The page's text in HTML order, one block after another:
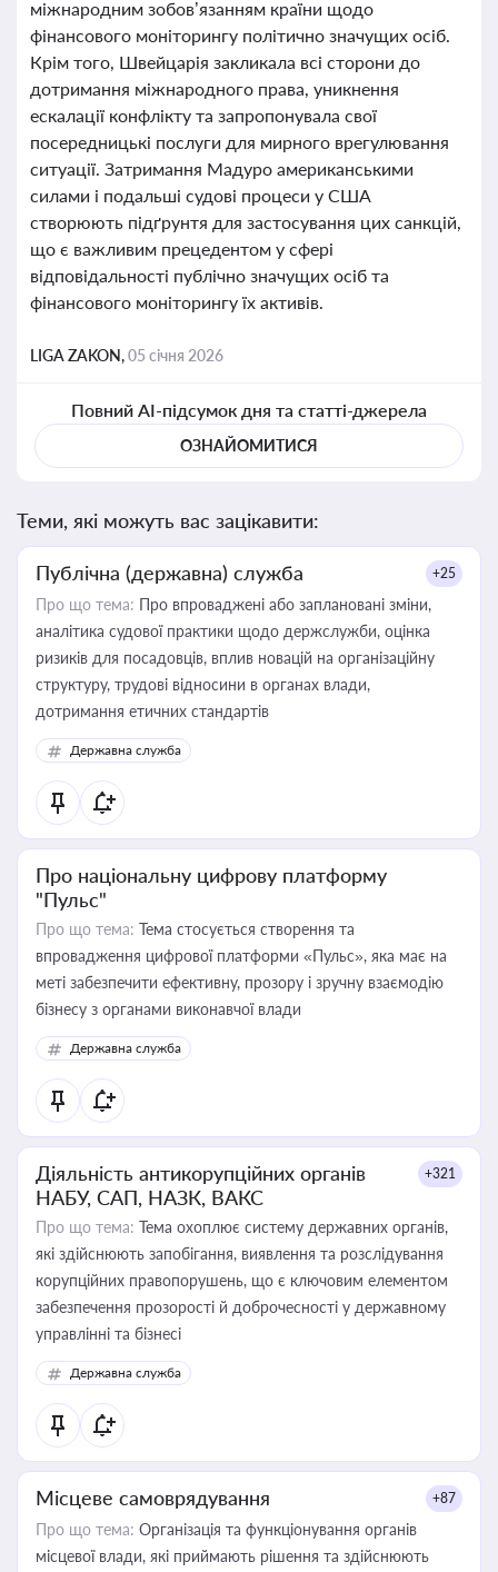
міжнародним зобов’язанням країни щодо
фінансового моніторингу політично значущих осіб.
Крім того, Швейцарія закликала всі сторони до
дотримання міжнародного права, уникнення
ескалації конфлікту та запропонувала свої
посередницькі послуги для мирного врегулювання
ситуації. Затримання Мадуро американськими
силами і подальші судові процеси у США
створюють підґрунтя для застосування цих санкцій,
що є важливим прецедентом у сфері
відповідальності публічно значущих осіб та
фінансового моніторингу їх активів.
LIGA ZAKON,05 січня 2026
Повний AI-підсумок дня та статті-джерела
ОЗНАЙОМИТИСЯ
Теми, які можуть вас зацікавити:
Публічна (державна) служба +25
Про що тема: Про впроваджені або заплановані зміни,
аналітика судової практики щодо держслужби, оцінка
ризиків для посадовців, вплив новацій на організаційну
структуру, трудові відносини в органах влади,
дотримання етичних стандартів
Державна служба
Про національну цифрову платформу
"Пульс"
Про що тема: Тема стосується створення та
впровадження цифрової платформи «Пульс», яка має на
меті забезпечити ефективну, прозору і зручну взаємодію
бізнесу з органами виконавчої влади
Державна служба
Діяльність антикорупційних органів
НАБУ, САП, НАЗК, ВАКС
+321
Про що тема: Тема охоплює систему державних органів,
які здійснюють запобігання, виявлення та розслідування
корупційних правопорушень, що є ключовим елементом
забезпечення прозорості й доброчесності у державному
управлінні та бізнесі
Державна служба
Місцеве самоврядування +87
Про що тема: Організація та функціонування органів
місцевої влади, які приймають рішення та здійснюють